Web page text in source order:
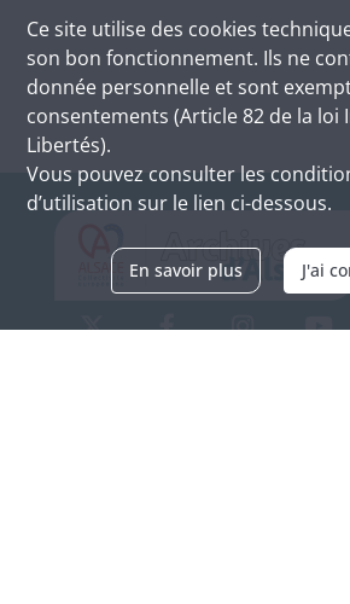
Ce site utilise des cookies
son bon fonctionnement. Ils ne
donnée personnelle et sont
consentements (Article 82 de la
Libertés).
Vous pouvez consulter les
d’utilisation sur le lien ci-dessous.
En savoir plus J'ai